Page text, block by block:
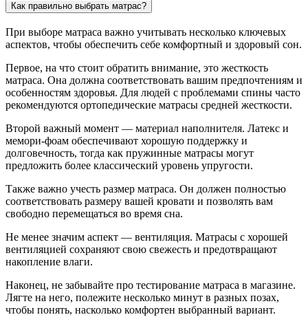
Как правильно выбрать матрас?
При выборе матраса важно учитывать несколько ключевых
аспектов, чтобы обеспечить себе комфортный и здоровый сон.
Первое, на что стоит обратить внимание, это жесткость
матраса. Она должна соответствовать вашим предпочтениям и
особенностям здоровья. Для людей с проблемами спины часто
рекомендуются ортопедические матрасы средней жесткости.
Второй важный момент — материал наполнителя. Латекс и
мемори-фоам обеспечивают хорошую поддержку и
долговечность, тогда как пружинные матрасы могут
предложить более классический уровень упругости.
Также важно учесть размер матраса. Он должен полностью
соответствовать размеру вашей кровати и позволять вам
свободно перемещаться во время сна.
Не менее значим аспект — вентиляция. Матрасы с хорошей
вентиляцией сохраняют свою свежесть и предотвращают
накопление влаги.
Наконец, не забывайте про тестирование матраса в магазине.
Лягте на него, полежите несколько минут в разных позах,
чтобы понять, насколько комфортен выбранный вариант.